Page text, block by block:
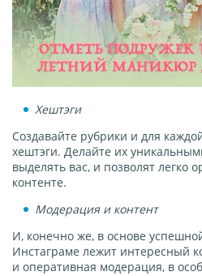
Хештэги
Создавайте рубрики и для
хештэги. Делайте их
выделять вас, и позволят легко
контенте.
Модерация и контент
И, конечно же, в основе
Инстаграме лежит интересный
и оперативная модерация, в